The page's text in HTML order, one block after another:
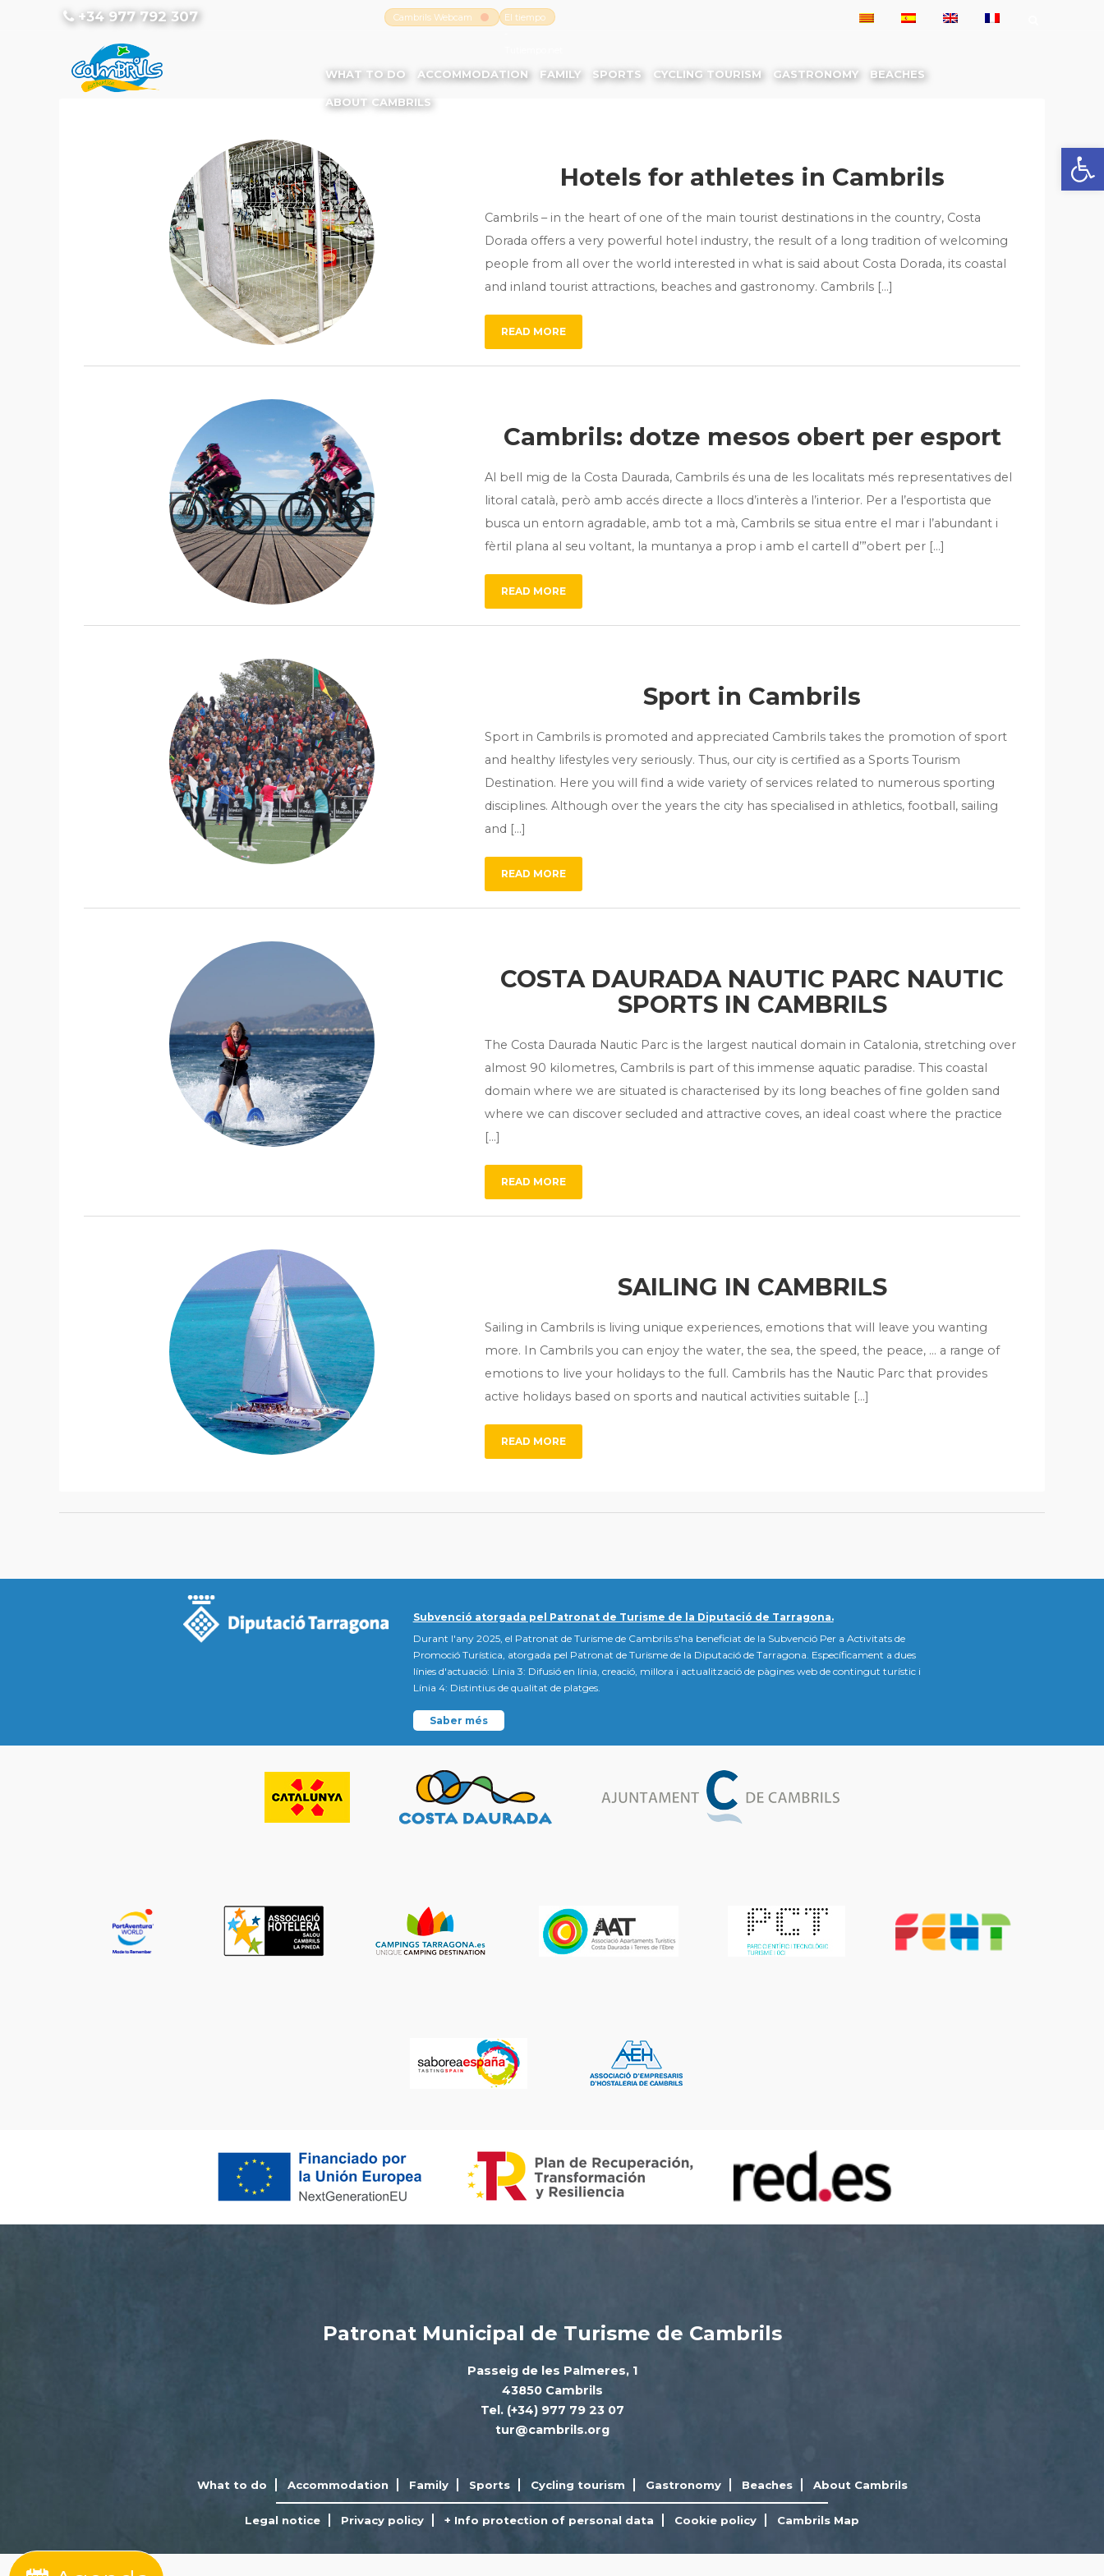
+34 977 792 307 Cambrils Webcam
El tiempo
WHAT TO DO ACCOMMODATION FAMILY SPORTS CYCLING TOURISM GASTRONOMY BEACHES
ABOUT CAMBRILS
Hotels for athletes in Cambrils
Cambrils – in the heart of one of the main tourist destinations in the country, Costa
Dorada offers a very powerful hotel industry, the result of a long tradition of welcoming
people from all over the world interested in what is said about Costa Dorada, its coastal
and inland tourist attractions, beaches and gastronomy. Cambrils […]
READ MORE
Cambrils: dotze mesos obert per esport
Al bell mig de la Costa Daurada, Cambrils és una de les localitats més representatives del
litoral català, però amb accés directe a llocs d’interès a l’interior. Per a l’esportista que
busca un entorn agradable, amb tot a mà, Cambrils se situa entre el mar i l’abundant i
fèrtil plana al seu voltant, la muntanya a prop i amb el cartell d’”obert per […]
READ MORE
Sport in Cambrils
Sport in Cambrils is promoted and appreciated Cambrils takes the promotion of sport
and healthy lifestyles very seriously. Thus, our city is certified as a Sports Tourism
Destination. Here you will find a wide variety of services related to numerous sporting
disciplines. Although over the years the city has specialised in athletics, football, sailing
and […]
READ MORE
COSTA DAURADA NAUTIC PARC NAUTIC
SPORTS IN CAMBRILS
The Costa Daurada Nautic Parc is the largest nautical domain in Catalonia, stretching over
almost 90 kilometres, Cambrils is part of this immense aquatic paradise. This coastal
domain where we are situated is characterised by its long beaches of fine golden sand
where we can discover secluded and attractive coves, an ideal coast where the practice
[…]
READ MORE
SAILING IN CAMBRILS
Sailing in Cambrils is living unique experiences, emotions that will leave you wanting
more. In Cambrils you can enjoy the water, the sea, the speed, the peace, … a range of
emotions to live your holidays to the full. Cambrils has the Nautic Parc that provides
active holidays based on sports and nautical activities suitable […]
READ MORE
Subvenció atorgada pel Patronat de Turisme de la Diputació de Tarragona.
Durant l'any 2025, el Patronat de Turisme de Cambrils s'ha beneficiat de la Subvenció Per a Activitats de
Promoció Turística, atorgada pel Patronat de Turisme de la Diputació de Tarragona. Específicament a dues
línies d'actuació: Línia 3: Difusió en línia, creació, millora i actualització de pàgines web de contingut turístic i
Línia 4: Distintius de qualitat de platges.
Saber més
Patronat Municipal de Turisme de Cambrils
Passeig de les Palmeres, 1
43850 Cambrils
Tel. (+34) 977 79 23 07
tur@cambrils.org
What to do Accommodation Family Sports Cycling tourism Gastronomy Beaches About Cambrils
Legal notice Privacy policy + Info protection of personal data Cookie policy Cambrils Map